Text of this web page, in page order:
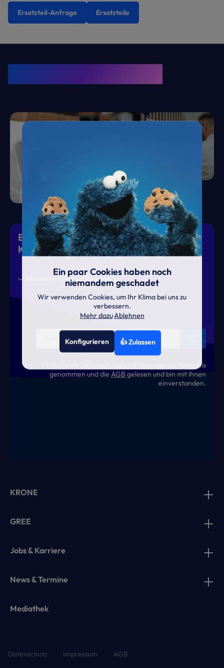
Ersatzteil-Anfrage Ersatzteile
Eiskalte Deals & heiße News für gutes
Klima
News Termine
zur Kenntnis
genommen und die AGB gelesen und bin mit ihnen
einverstanden.
KRONE
GREE
Jobs & Karriere
News & Termine
Mediathek
Datenschutz Impressum AGB
Ein paar Cookies haben noch
niemandem geschadet
Wir verwenden Cookies, um Ihr Klima bei uns zu
verbessern.
Mehr dazuAblehnen
Konfigurieren 👍 Zulassen